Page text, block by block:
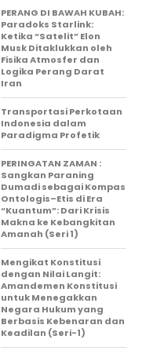
PERANG DI BAWAH KUBAH:
Paradoks Starlink:
Ketika “Satelit” Elon
Musk Ditaklukkan oleh
Fisika Atmosfer dan
Logika Perang Darat
Iran
Transportasi Perkotaan
Indonesia dalam
Paradigma Profetik
PERINGATAN ZAMAN :
Sangkan Paraning
Dumadi sebagai Kompas
Ontologis–Etis di Era
“Kuantum”: Dari Krisis
Makna ke Kebangkitan
Amanah (Seri 1)
Mengikat Konstitusi
dengan Nilai Langit:
Amandemen Konstitusi
untuk Menegakkan
Negara Hukum yang
Berbasis Kebenaran dan
Keadilan (Seri-1)